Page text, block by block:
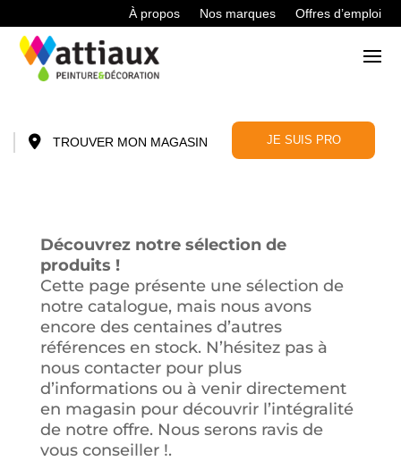
À propos Nos marques Offres d’emploi
TROUVER MON MAGASIN JE SUIS PRO
Découvrez notre sélection de
produits !
Cette page présente une sélection de
notre catalogue, mais nous avons
encore des centaines d’autres
références en stock. N’hésitez pas à
nous contacter pour plus
d’informations ou à venir directement
en magasin pour découvrir l’intégralité
de notre offre. Nous serons ravis de
vous conseiller !.